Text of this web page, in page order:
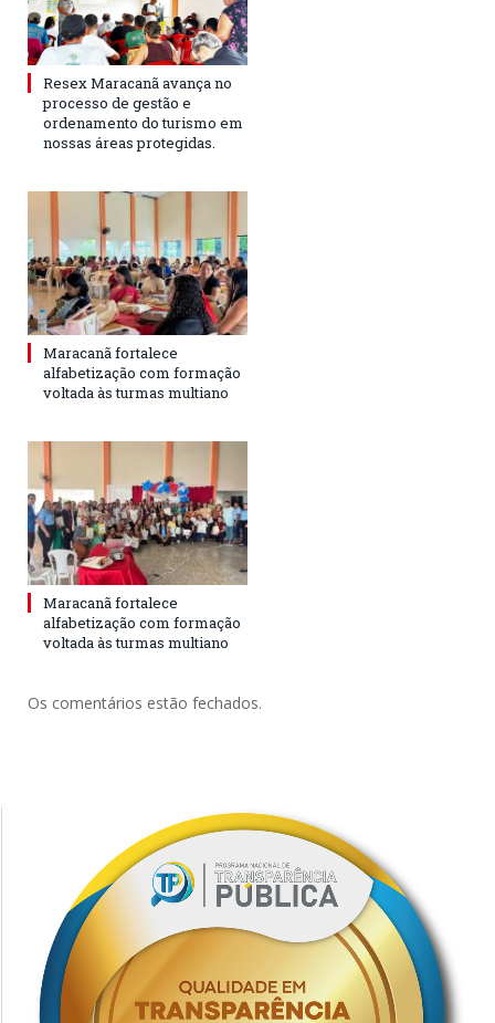
Resex Maracanã avança no
processo de gestão e
ordenamento do turismo em
nossas áreas protegidas.
Maracanã fortalece
alfabetização com formação
voltada às turmas multiano
Maracanã fortalece
alfabetização com formação
voltada às turmas multiano
Os comentários estão fechados.